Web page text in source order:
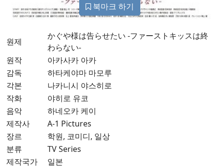
북마크 하기
원제
かぐや様は告らせたい -ファーストキッスは終
わらない-
원작
아카사카 아카
감독
하타케야마 마모루
각본
나카니시 야스히로
작화
야히로 유코
음악
하네오카 케이
제작사
A-1 Pictures
장르
학원, 코미디, 일상
분류
TV Series
제작국가
일본